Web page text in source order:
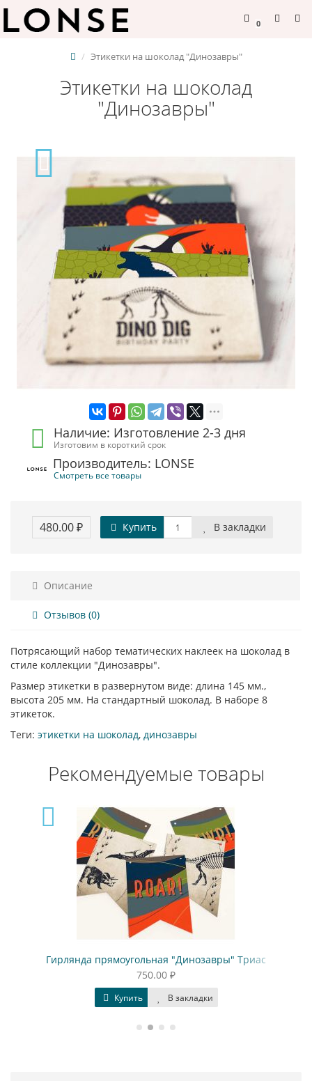
0
Этикетки на шоколад "Динозавры"
Этикетки на шоколад
"Динозавры"
Наличие: Изготовление 2-3 дня
Изготовим в короткий срок
Производитель: LONSE
Смотреть все товары
480.00 ₽ Купить В закладки
Описание
Отзывов (0)
Потрясающий набор тематических наклеек на шоколад в
стиле коллекции "Динозавры".
Размер этикетки в развернутом виде: длина 145 мм.,
высота 205 мм. На стандартный шоколад. В наборе 8
этикеток.
Теги: этикетки на шоколад, динозавры
Рекомендуемые товары
Гирлянда прямоугольная "Динозавры" Триас
750.00 ₽
Купить В закладки